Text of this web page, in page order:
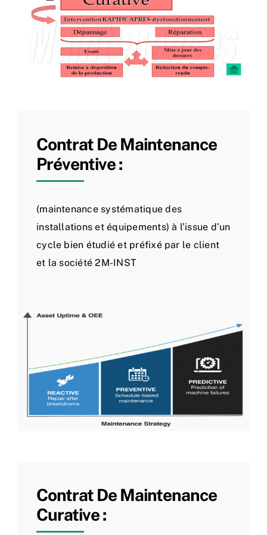
Contrat De Maintenance
Préventive :
(maintenance systématique des
installations et équipements) à l’issue d’un
cycle bien étudié et préfixé par le client
et la société 2M-INST
Contrat De Maintenance
Curative :